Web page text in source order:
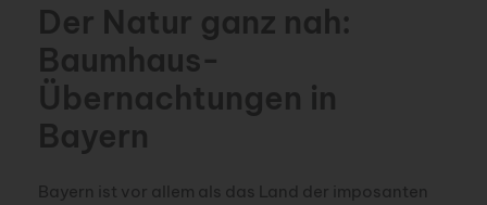
Der Natur ganz nah:
Baumhaus-
Übernachtungen in
Bayern
Bayern ist vor allem als das Land der imposanten